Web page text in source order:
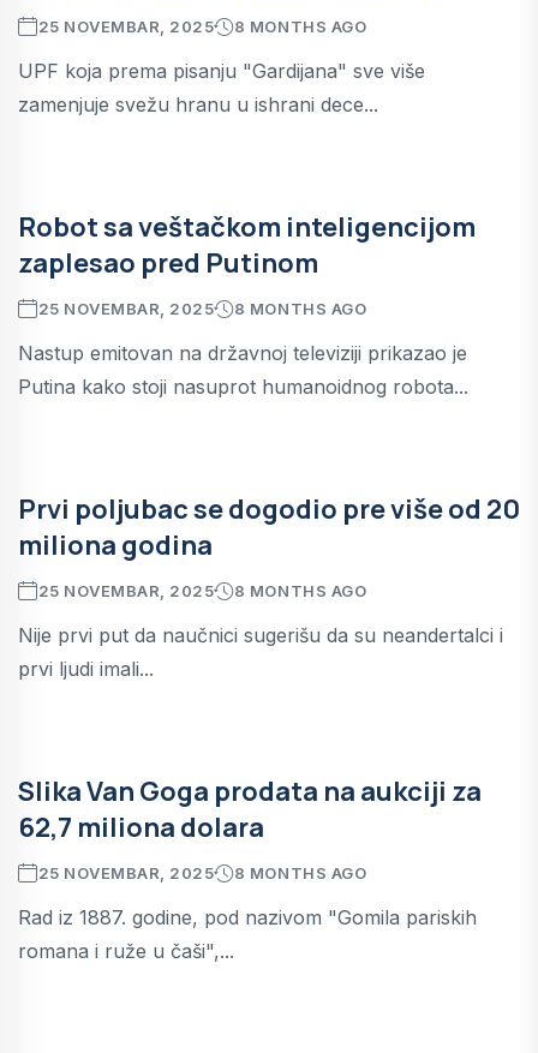
25 NOVEMBAR, 2025 8 MONTHS AGO
UPF koja prema pisanju "Gardijana" sve više
zamenjuje svežu hranu u ishrani dece...
Robot sa veštačkom inteligencijom
zaplesao pred Putinom
25 NOVEMBAR, 2025 8 MONTHS AGO
Nastup emitovan na državnoj televiziji prikazao je
Putina kako stoji nasuprot humanoidnog robota...
Prvi poljubac se dogodio pre više od 20
miliona godina
25 NOVEMBAR, 2025 8 MONTHS AGO
Nije prvi put da naučnici sugerišu da su neandertalci i
prvi ljudi imali...
Slika Van Goga prodata na aukciji za
62,7 miliona dolara
25 NOVEMBAR, 2025 8 MONTHS AGO
Rad iz 1887. godine, pod nazivom "Gomila pariskih
romana i ruže u čaši",...